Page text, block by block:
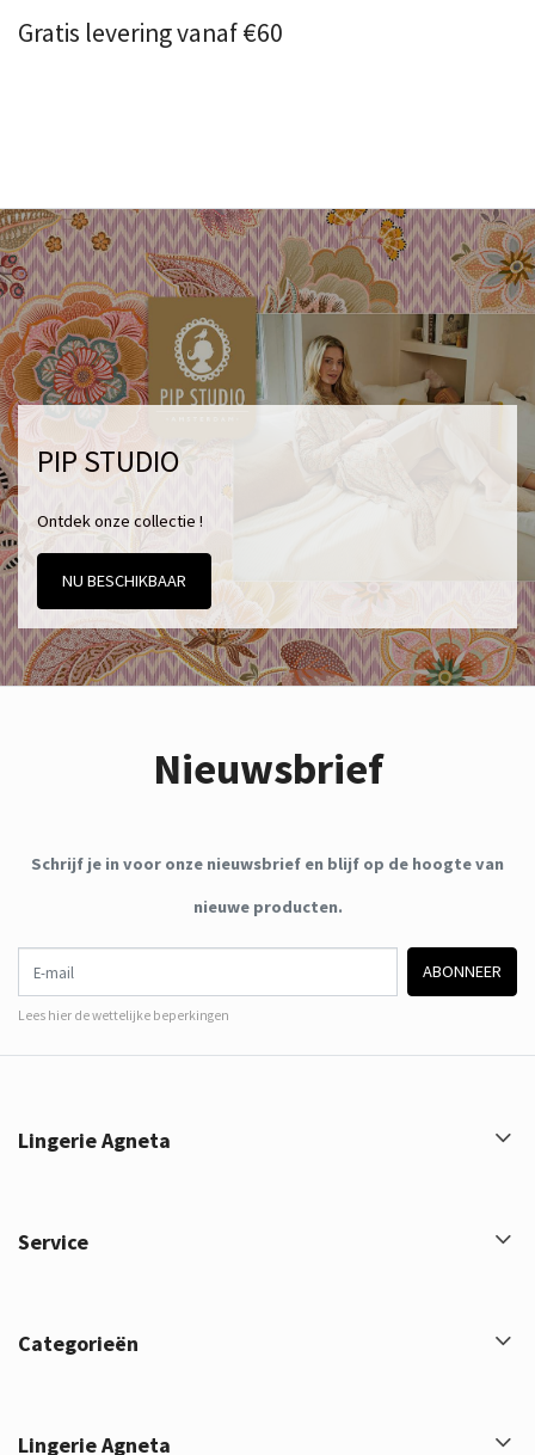
Gratis levering vanaf €60
PIP STUDIO
Ontdek onze collectie !
NU BESCHIKBAAR
Nieuwsbrief
Schrijf je in voor onze nieuwsbrief en blijf op de hoogte van
nieuwe producten.
ABONNEER
Lees hier de wettelijke beperkingen
Lingerie Agneta
Service
Categorieën
Lingerie Agneta